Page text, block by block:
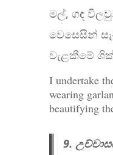
මල්, ගඳ
වෙසෙසින්
වැළකීමේ
I undertake
wearing
beautifying
9.